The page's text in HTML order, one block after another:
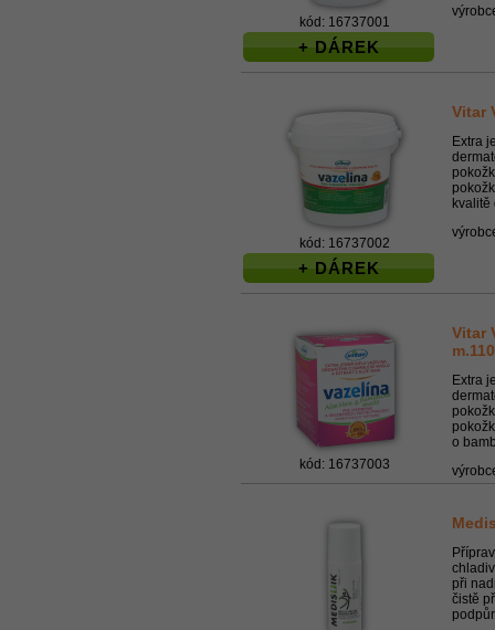
kód: 16737001
+ DÁREK
kód: 16737002
+ DÁREK
Vitar
Extra
kvalitě
kód: 16737003
Vitar
Extra
o
při
čistě